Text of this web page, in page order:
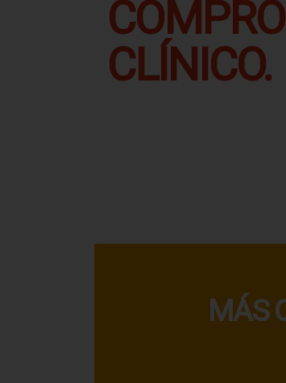
CLÍNICO.
MÁS